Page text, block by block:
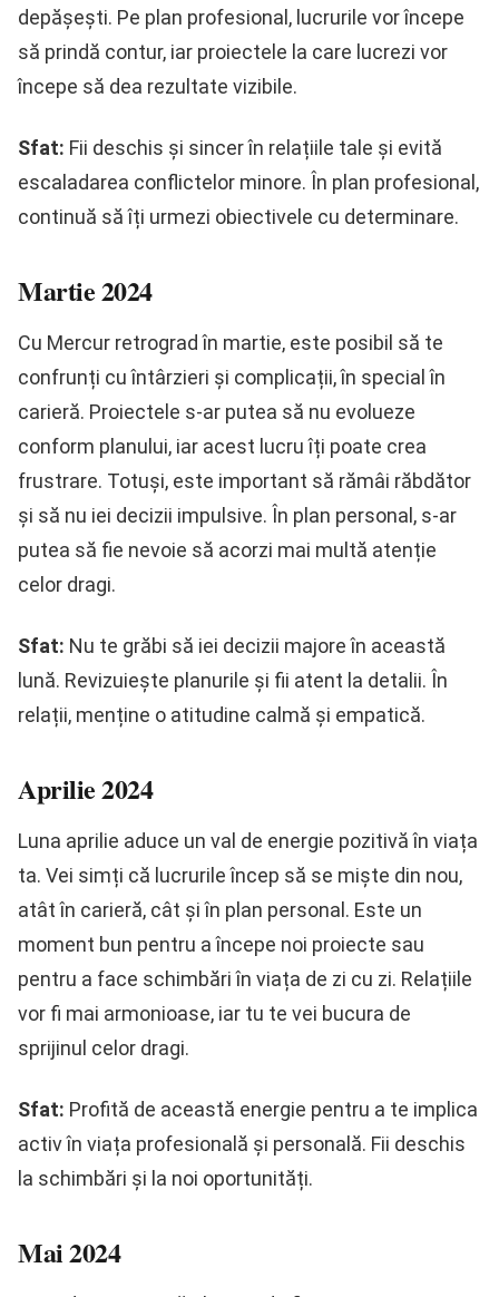
depășești. Pe plan profesional, lucrurile vor începe
să prindă contur, iar proiectele la care lucrezi vor
începe să dea rezultate vizibile.
Sfat: Fii deschis și sincer în relațiile tale și evită
escaladarea conflictelor minore. În plan profesional,
continuă să îți urmezi obiectivele cu determinare.
Martie 2024
Cu Mercur retrograd în martie, este posibil să te
confrunți cu întârzieri și complicații, în special în
carieră. Proiectele s-ar putea să nu evolueze
conform planului, iar acest lucru îți poate crea
frustrare. Totuși, este important să rămâi răbdător
și să nu iei decizii impulsive. În plan personal, s-ar
putea să fie nevoie să acorzi mai multă atenție
celor dragi.
Sfat: Nu te grăbi să iei decizii majore în această
lună. Revizuiește planurile și fii atent la detalii. În
relații, menține o atitudine calmă și empatică.
Aprilie 2024
Luna aprilie aduce un val de energie pozitivă în viața
ta. Vei simți că lucrurile încep să se miște din nou,
atât în carieră, cât și în plan personal. Este un
moment bun pentru a începe noi proiecte sau
pentru a face schimbări în viața de zi cu zi. Relațiile
vor fi mai armonioase, iar tu te vei bucura de
sprijinul celor dragi.
Sfat: Profită de această energie pentru a te implica
activ în viața profesională și personală. Fii deschis
la schimbări și la noi oportunități.
Mai 2024